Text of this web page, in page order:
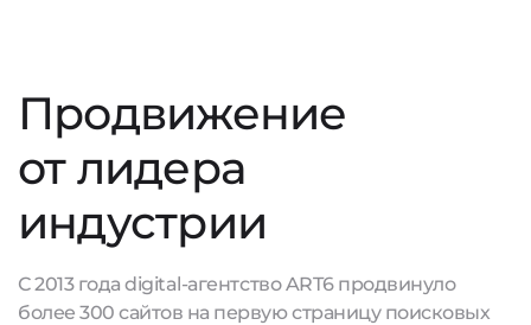
Продвижение
от лидера
индустрии
С 2013 года digital-агентство ART6 продвинуло
более 300 сайтов на первую страницу поисковых